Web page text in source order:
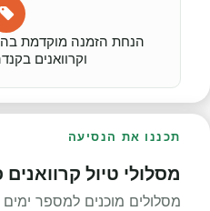
הנחת הזמנה מוקדמת
וקרוואנים בקנדה
תכננו את הנסיעה
מסלולי טיול
מסלולים מוכנים למספר